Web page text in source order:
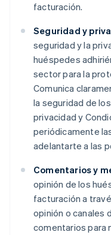
facturación.
Seguridad y
seguridad y la
huéspedes
sector para la
Comunica
la seguridad de
privacidad y
periódicamente
adelantarte a las
Comentarios y
opinión de los
facturación a
opinión o canales
comentarios para